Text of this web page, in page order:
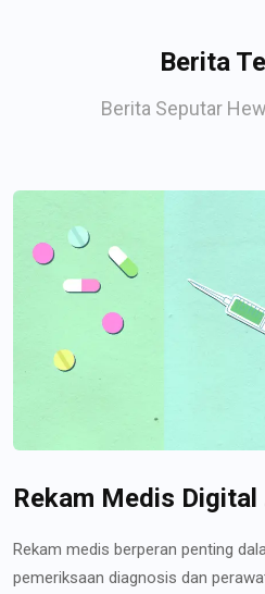
Berita
Berita Seputar
Rekam Medis Digital
Rekam medis berperan penting
pemeriksaan diagnosis dan